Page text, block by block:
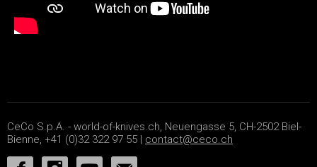
CeCo S.p.A. - world-of-knives.ch, Neuengasse 5, CH-2502 Biel-
Bienne, +41 (0)32 322 97 55 | contact@ceco.ch